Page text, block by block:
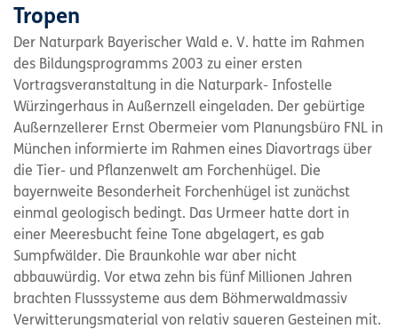
Tropen
Der Naturpark Bayerischer Wald e. V. hatte im Rahmen
des Bildungsprogramms 2003 zu einer ersten
Vortragsveranstaltung in die Naturpark- Infostelle
Würzingerhaus in Außernzell eingeladen. Der gebürtige
Außernzellerer Ernst Obermeier vom Planungsbüro FNL in
München informierte im Rahmen eines Diavortrags über
die Tier- und Pflanzenwelt am Forchenhügel. Die
bayernweite Besonderheit Forchenhügel ist zunächst
einmal geologisch bedingt. Das Urmeer hatte dort in
einer Meeresbucht feine Tone abgelagert, es gab
Sumpfwälder. Die Braunkohle war aber nicht
abbauwürdig. Vor etwa zehn bis fünf Millionen Jahren
brachten Flusssysteme aus dem Böhmerwaldmassiv
Verwitterungsmaterial von relativ saueren Gesteinen mit.